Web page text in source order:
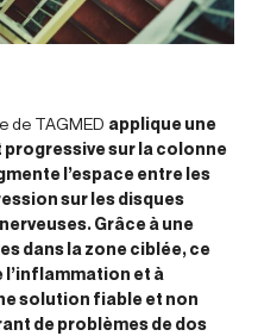
de TAGMED applique une
sur la colonne
l’espace entre les
sur les disques
Grâce à une
dans la zone ciblée, ce
et à
solution fiable et non
de problèmes de dos